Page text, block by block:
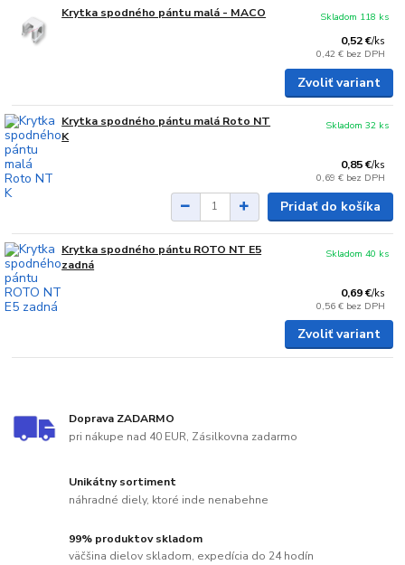
Krytka spodného pántu malá - MACO
0,52 €/ks
0,42 € bez DPH
Skladom 118 ks
Zvoliť variant
Krytka spodného pántu malá Roto NT
K
0,85 €/ks
0,69 € bez DPH
Skladom 32 ks
Pridať do košíka
Krytka spodného pántu ROTO NT E5
zadná
0,69 €/ks
0,56 € bez DPH
Skladom 40 ks
Zvoliť variant
Doprava ZADARMO
pri nákupe nad 40 EUR, Zásilkovna zadarmo
Unikátny sortiment
náhradné diely, ktoré inde nenabehne
99% produktov skladom
väčšina dielov skladom, expedícia do 24 hodín